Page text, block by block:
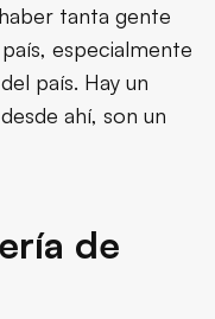
tanta gente
especialmente
país. Hay un
ahí, son un
de